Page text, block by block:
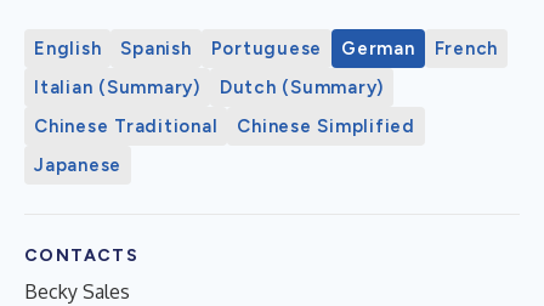
English Spanish Portuguese German
French
Italian (Summary)
Dutch (Summary)
Chinese Traditional
Chinese Simplified
Japanese
CONTACTS
Becky Sales